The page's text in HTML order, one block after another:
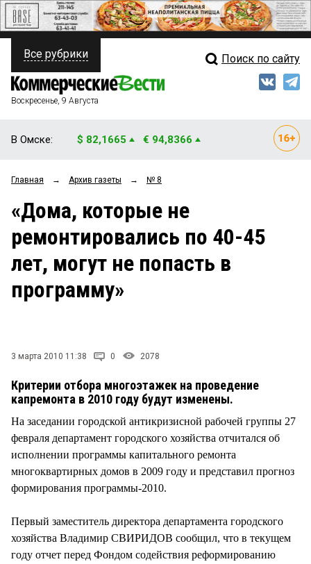
ПОЛИТИКА
ФИНАНСЫ
ОБЩЕСТВО
ЗАКОН
НОВОСТИ КОМПАНИЙ
Свежий выпуск
Рейтинги
Блоги
Архив
Все рубрики Поиск по сайту
Воскресенье, 9 Августа
В Омске: $ 82,1665 € 94,8366
Главная → Архив газеты → № 8
«Дома, которые не
ремонтировались по 40-45
лет, могут не попасть в
программу»
3 марта 2010 11:38 0 2078
Критерии отбора многоэтажек на проведение
капремонта в 2010 году будут изменены.
На заседании городской антикризисной рабочей группы 27
февраля департамент городского хозяйства отчитался об
исполнении программы капитального ремонта
многоквартирных домов в 2009 году и представил прогноз
формирования программы-2010.
Первый заместитель директора департамента городского
хозяйства Владимир СВИРИДОВ сообщил, что в текущем
году отчет перед Фондом содействия реформированию